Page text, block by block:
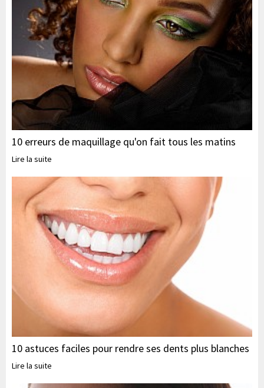
10 erreurs de maquillage qu'on fait tous les matins
Lire la suite
10 astuces faciles pour rendre ses dents plus blanches
Lire la suite